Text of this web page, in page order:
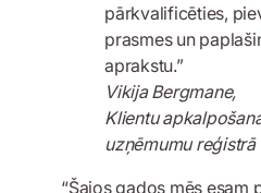
pārkvalificēties,
prasmes un
aprakstu.”
Vikija Bergmane,
Klientu
uzņēmumu reģistrā
“Šajos gados mēs esam